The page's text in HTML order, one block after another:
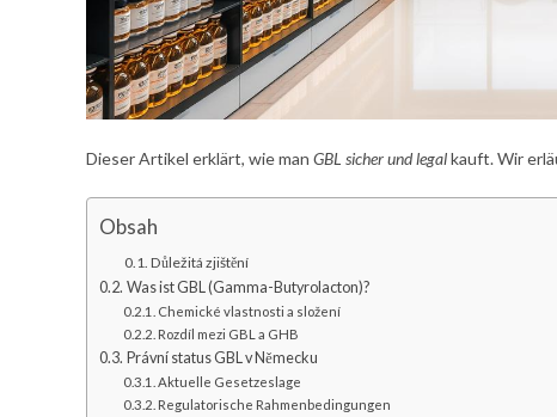
Dieser Artikel erklärt, wie man GBL sicher und legalkauft. Wir
Obsah
Důležitá zjištění
Was ist GBL (Gamma-Butyrolacton)?
Chemické vlastnosti a složení
Rozdíl mezi GBL a GHB
Právní status GBL v Německu
Aktuelle Gesetzeslage
Regulatorische Rahmenbedingungen